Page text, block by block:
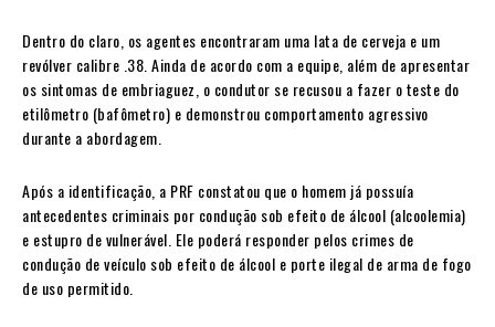
Dentro do claro, os agentes encontraram uma lata de cerveja e um
revólver calibre .38. Ainda de acordo com a equipe, além de apresentar
os sintomas de embriaguez, o condutor se recusou a fazer o teste do
etilômetro (bafômetro) e demonstrou comportamento agressivo
durante a abordagem.
Após a identificação, a PRF constatou que o homem já possuía
antecedentes criminais por condução sob efeito de álcool (alcoolemia)
e estupro de vulnerável. Ele poderá responder pelos crimes de
condução de veículo sob efeito de álcool e porte ilegal de arma de fogo
de uso permitido.